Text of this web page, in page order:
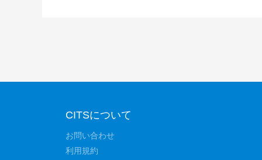
CITSについて
お問い合わせ
利用規約